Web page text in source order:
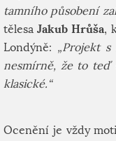
tamního působení
tělesaJakub Hrůša,
Londýně: „Projekt
nesmírně, že to teď
klasické.“
Ocenění je vždy